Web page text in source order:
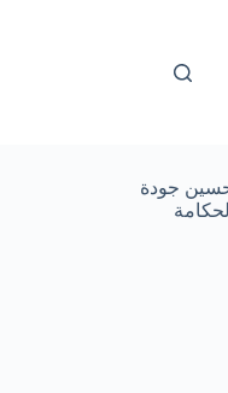
جودة
وتعزيز الحكامة